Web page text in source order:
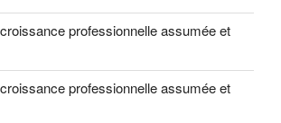
professionnelle assumée et
professionnelle assumée et